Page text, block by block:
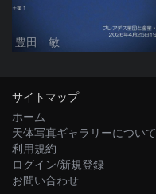
豊田 敏
サイトマップ
ホーム
天体写真ギャラリーについて
利用規約
ログイン/新規登録
お問い合わせ